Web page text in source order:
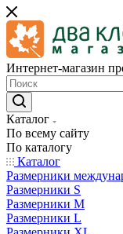
Интернет-магазин
Каталог
По всему сайту
По каталогу
Каталог
Размерники
Размерники S
Размерники M
Размерники L